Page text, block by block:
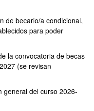
de becario/a condicional,
para poder
la convocatoria de becas
(se revisan
general del curso 2026-